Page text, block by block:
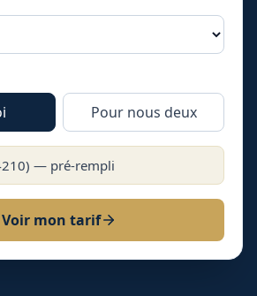
Pour nous deux
) — pré-rempli
Voir mon tarif